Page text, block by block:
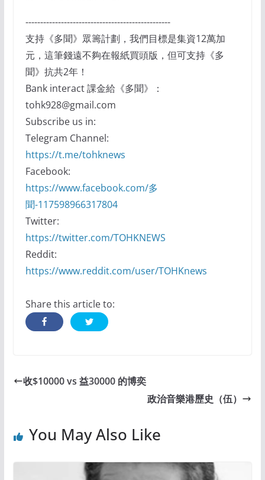
-------------------------------------------------
支持《多聞》眾籌計劃，我們目標是集資12萬加
元，這筆錢遠不夠在報紙買頭版，但可支持《多
聞》抗共2年！
Bank interact 課金給《多聞》：
tohk928@gmail.com
Subscribe us in:
Telegram Channel:
https://t.me/tohknews
Facebook:
https://www.facebook.com/多
聞-117598966317804
Twitter:
https://twitter.com/TOHKNEWS
Reddit:
https://www.reddit.com/user/TOHKnews
Share this article to:
收$10000 vs 益30000 的博奕
政治音樂港歷史（伍）
You May Also Like